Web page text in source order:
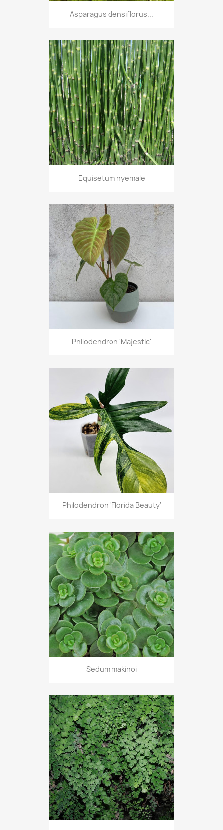
Asparagus densiflorus...
Equisetum hyemale
Philodendron 'Majestic'
Philodendron 'Florida Beauty'
Sedum makinoi